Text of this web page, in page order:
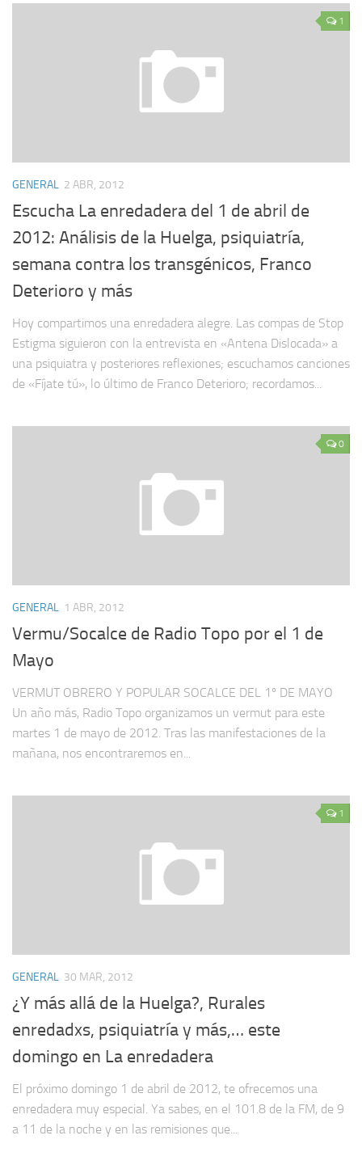
1
GENERAL 2 ABR, 2012
Escucha La enredadera del 1 de abril de
2012: Análisis de la Huelga, psiquiatría,
semana contra los transgénicos, Franco
Deterioro y más
Hoy compartimos una enredadera alegre. Las compas de Stop
Estigma siguieron con la entrevista en «Antena Dislocada» a
una psiquiatra y posteriores reflexiones; escuchamos canciones
de «Fíjate tú», lo último de Franco Deterioro; recordamos...
0
GENERAL 1 ABR, 2012
Vermu/Socalce de Radio Topo por el 1 de
Mayo
VERMUT OBRERO Y POPULAR SOCALCE DEL 1º DE MAYO
Un año más, Radio Topo organizamos un vermut para este
martes 1 de mayo de 2012. Tras las manifestaciones de la
mañana, nos encontraremos en...
1
GENERAL 30 MAR, 2012
¿Y más allá de la Huelga?, Rurales
enredadxs, psiquiatría y más,… este
domingo en La enredadera
El próximo domingo 1 de abril de 2012, te ofrecemos una
enredadera muy especial. Ya sabes, en el 101.8 de la FM, de 9
a 11 de la noche y en las remisiones que...